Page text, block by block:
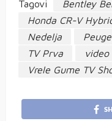
Tagovi
Bentley
Honda CR-V
Nedelja
TV Prva
video
Vrele Gume TV